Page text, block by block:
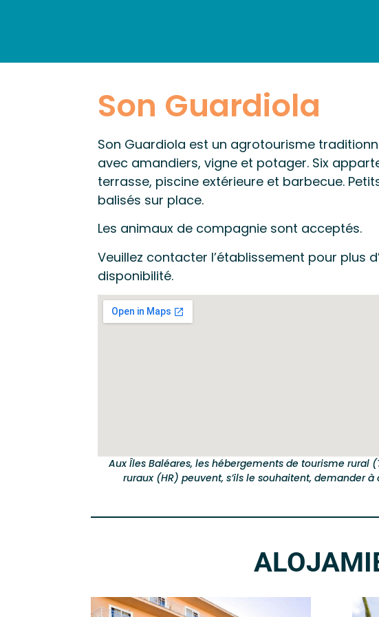
Son Guardiola
Son Guardiola est un agrotourisme
avec amandiers, vigne et potager. Six
terrasse, piscine extérieure et barbecue.
balisés sur place.
Les animaux de compagnie sont acceptés.
Veuillez contacter l’établissement pour plus
disponibilité.
Aux Îles Baléares, les hébergements de tourisme rural
ruraux (HR) peuvent, s’ils le souhaitent, demander